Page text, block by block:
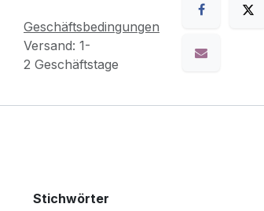
Geschäftsbedingungen
Versand: 1-
2 Geschäftstage
Stichwörter